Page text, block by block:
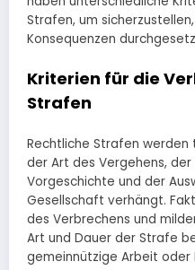
Strafen, um
Konsequenzen
Kriterien für die
Strafen
Rechtliche Strafen
der Art des Vergehens,
Vorgeschichte und der
Gesellschaft verhängt.
des Verbrechens und
Art und Dauer der Strafe
gemeinnützige Arbeit